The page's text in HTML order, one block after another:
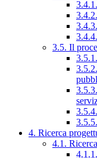
3.5. Il
4. Ricerca
4.1.